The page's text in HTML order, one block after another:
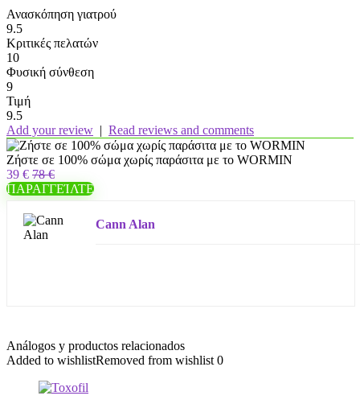
Ανασκόπηση γιατρού
9.5
Κριτικές πελατών
10
Φυσική σύνθεση
9
Τιμή
9.5
Add your review | Read reviews and comments
Ζήστε σε 100% σώμα χωρίς παράσιτα με το WORMIN
39 € 78 €
ΠΑΡΑΓΓΕΊΛΤΕ
Cann Alan
Análogos y productos relacionados
Added to wishlistRemoved from wishlist 0